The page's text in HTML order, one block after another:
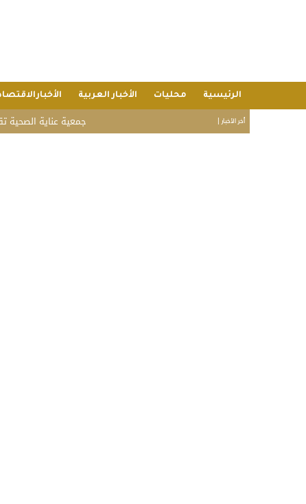
الرئيسية محليات الأخبار العربية
أخر الأخبار | جمعية عناية الصحية تقدم خدماتها لـ 6,980 مستفيدًا خلال يوليو بقيمة اقتصادية